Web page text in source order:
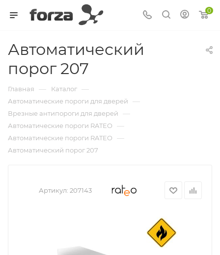
0
Автоматический
порог 207
Главная — Каталог —
Автоматические пороги для дверей —
Врезные антипороги для дверей —
Автоматические пороги RATEO —
Автоматические пороги RATEO —
Автоматический порог 207
Артикул: 207143